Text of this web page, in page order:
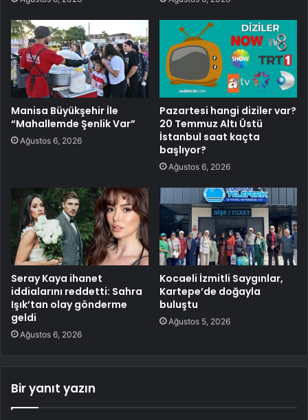
Manisa Büyükşehir İle
“Mahallemde Şenlik Var”
Ağustos 6, 2026
Pazartesi hangi diziler var?
20 Temmuz Altı Üstü
İstanbul saat kaçta
başlıyor?
Ağustos 6, 2026
Seray Kaya ihanet
iddialarını reddetti: Sahra
Işık’tan olay gönderme
geldi
Ağustos 6, 2026
Kocaeli İzmitli Saygınlar,
Kartepe’de doğayla
buluştu
Ağustos 5, 2026
Bir yanıt yazın